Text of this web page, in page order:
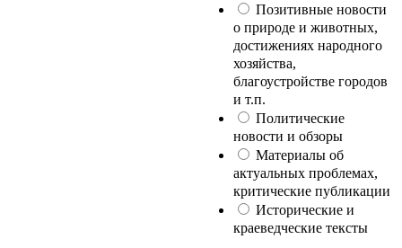
Позитивные новости
о природе и животных,
достижениях народного
хозяйства,
благоустройстве городов
и т.п.
Политические
новости и обзоры
Материалы об
актуальных проблемах,
критические публикации
Исторические и
краеведческие тексты